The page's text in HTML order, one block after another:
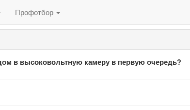
Профотбор
в высоковольтную камеру в первую очередь?